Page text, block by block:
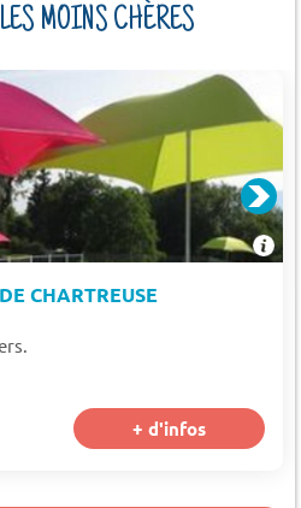
MOINS CHÈRES
CHARTREUSE
+ d'infos